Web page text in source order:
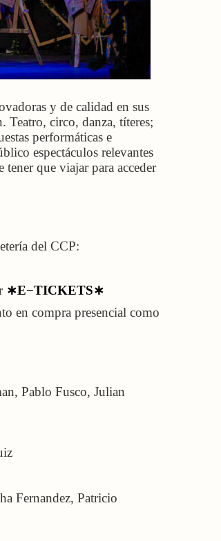
y de calidad en sus
Teatro, circo, danza, títeres;
performáticas e
espectáculos relevantes
tener que viajar para acceder
del CCP:
∗E−TICKETS∗
en compra presencial como
Pablo Fusco, Julian
Fernandez, Patricio